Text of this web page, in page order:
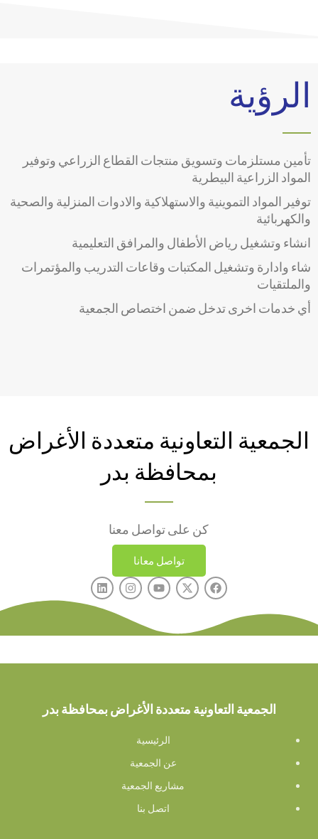
الرؤية
تأمين مستلزمات وتسويق منتجات القطاع الزراعي وتوفير
المواد الزراعية البيطرية
توفير المواد التموينية والاستهلاكية والادوات المنزلية والصحية
والكهربائية
انشاء وتشغيل رياض الأطفال والمرافق التعليمية
شاء وادارة وتشغيل المكتبات وقاعات التدريب والمؤتمرات
والملتقيات
أي خدمات اخرى تدخل ضمن اختصاص الجمعية
الجمعية التعاونية متعددة الأغراض
بمحافظة بدر
كن على تواصل معنا
تواصل معانا
الجمعية التعاونية متعددة الأغراض بمحافظة بدر
الرئيسية
عن الجمعية
مشاريع الجمعية
اتصل بنا